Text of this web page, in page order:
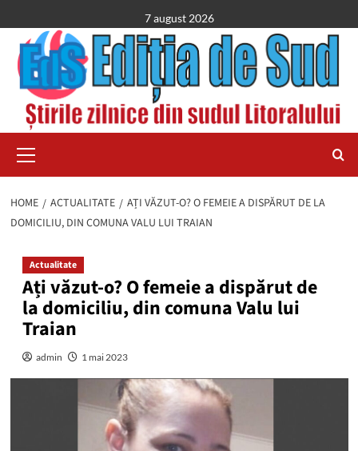
to
content
7 august 2026
Menu
HOME ACTUALITATE
AȚI VĂZUT-O? O FEMEIE A DISPĂRUT DE LA
DOMICILIU, DIN COMUNA VALU LUI TRAIAN
Actualitate
Ați văzut-o? O femeie a dispărut de
la domiciliu, din comuna Valu lui
Traian
admin 1 mai 2023